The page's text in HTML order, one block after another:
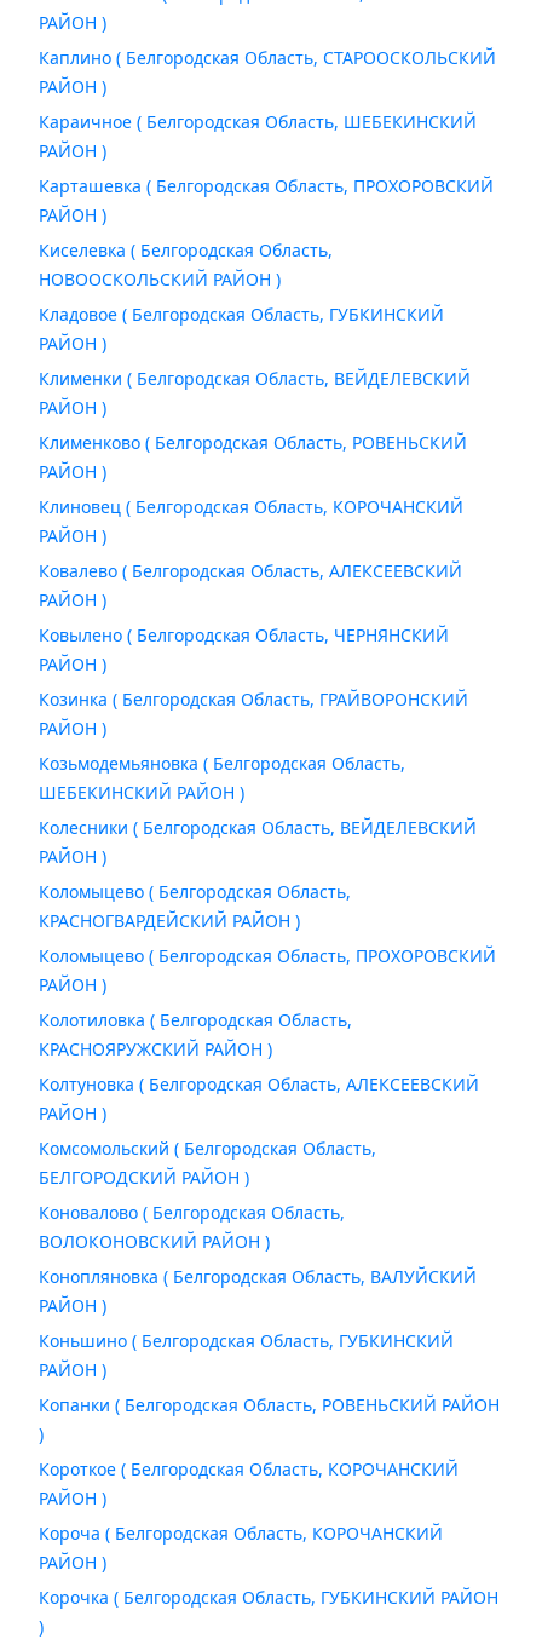
РАЙОН )
Каплино ( Белгородская Область, СТАРООСКОЛЬСКИЙ
РАЙОН )
Караичное ( Белгородская Область, ШЕБЕКИНСКИЙ
РАЙОН )
Карташевка ( Белгородская Область, ПРОХОРОВСКИЙ
РАЙОН )
Киселевка ( Белгородская Область,
НОВООСКОЛЬСКИЙ РАЙОН )
Кладовое ( Белгородская Область, ГУБКИНСКИЙ
РАЙОН )
Клименки ( Белгородская Область, ВЕЙДЕЛЕВСКИЙ
РАЙОН )
Клименково ( Белгородская Область, РОВЕНЬСКИЙ
РАЙОН )
Клиновец ( Белгородская Область, КОРОЧАНСКИЙ
РАЙОН )
Ковалево ( Белгородская Область, АЛЕКСЕЕВСКИЙ
РАЙОН )
Ковылено ( Белгородская Область, ЧЕРНЯНСКИЙ
РАЙОН )
Козинка ( Белгородская Область, ГРАЙВОРОНСКИЙ
РАЙОН )
Козьмодемьяновка ( Белгородская Область,
ШЕБЕКИНСКИЙ РАЙОН )
Колесники ( Белгородская Область, ВЕЙДЕЛЕВСКИЙ
РАЙОН )
Коломыцево ( Белгородская Область,
КРАСНОГВАРДЕЙСКИЙ РАЙОН )
Коломыцево ( Белгородская Область, ПРОХОРОВСКИЙ
РАЙОН )
Колотиловка ( Белгородская Область,
КРАСНОЯРУЖСКИЙ РАЙОН )
Колтуновка ( Белгородская Область, АЛЕКСЕЕВСКИЙ
РАЙОН )
Комсомольский ( Белгородская Область,
БЕЛГОРОДСКИЙ РАЙОН )
Коновалово ( Белгородская Область,
ВОЛОКОНОВСКИЙ РАЙОН )
Конопляновка ( Белгородская Область, ВАЛУЙСКИЙ
РАЙОН )
Коньшино ( Белгородская Область, ГУБКИНСКИЙ
РАЙОН )
Копанки ( Белгородская Область, РОВЕНЬСКИЙ РАЙОН
)
Короткое ( Белгородская Область, КОРОЧАНСКИЙ
РАЙОН )
Короча ( Белгородская Область, КОРОЧАНСКИЙ
РАЙОН )
Корочка ( Белгородская Область, ГУБКИНСКИЙ РАЙОН
)